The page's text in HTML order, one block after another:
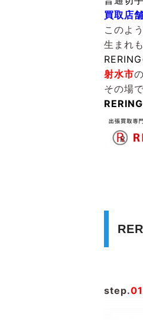
買取店
このよ
生まれ
射水市
その場
step.01